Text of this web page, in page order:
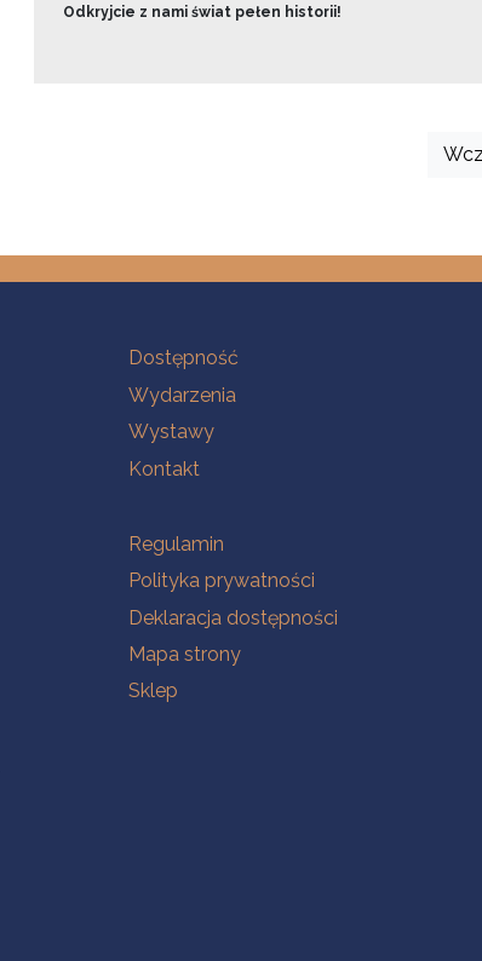
Odkryjcie z nami świat pełen historii!
Na skróty
Dostępność
Wydarzenia
Wystawy
Kontakt
Na skróty
Regulamin
Polityka prywatności
Deklaracja dostępności
Mapa strony
Sklep